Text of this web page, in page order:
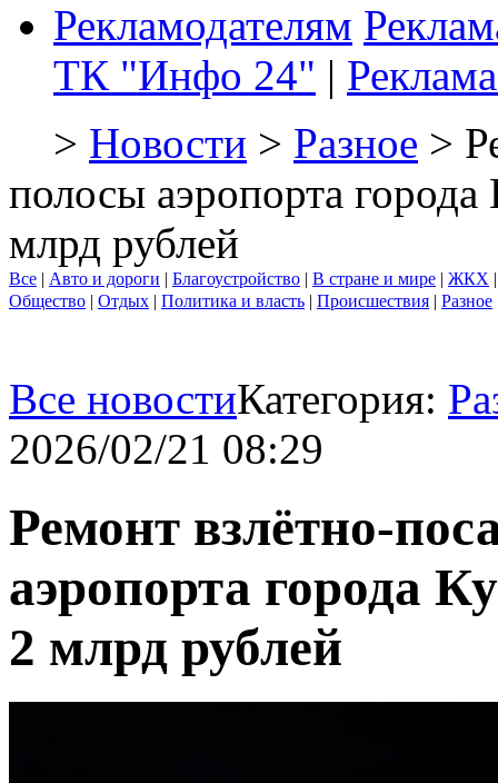
Рекламодателям
ТК "Инфо 24" |
> Новости > Разное >
полосы аэропорта
млрд рублей
Все | Авто и дороги | Благоустройство | В стране и мире | ЖКХ
Общество | Отдых | Политика и власть | Происшествия | Разное
Все новостиКатегория:
2026/02/21 08:29
Ремонт взлётно-
аэропорта города
2 млрд рублей